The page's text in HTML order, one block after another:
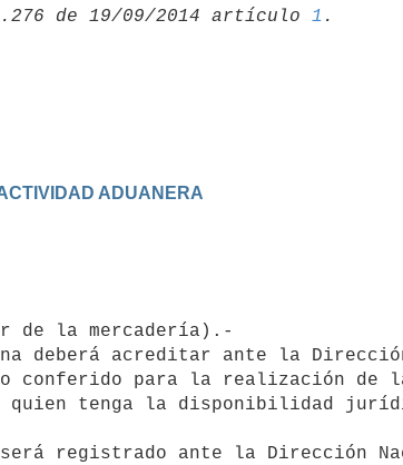
de 19/09/2014 artículo 1
ADUANERA
deberá acreditar ante la
conferido para la realización de
quien tenga la disponibilidad
será registrado ante la Dirección